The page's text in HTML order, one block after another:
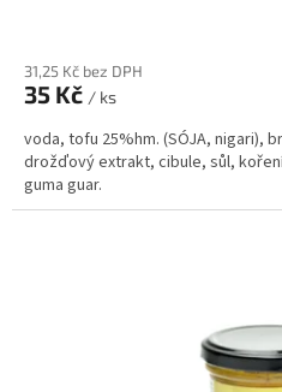
31,25 Kč bez DPH
35 Kč / ks
voda, tofu 25%hm. (SÓJA, nigari),
drožďový extrakt, cibule, sůl,
guma guar.